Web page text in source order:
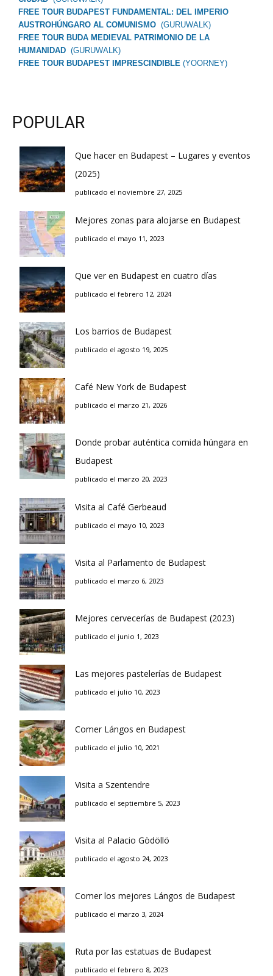
FREE TOUR BUDAPEST FUNDAMENTAL: DEL IMPERIO
AUSTROHÚNGARO AL COMUNISMO (GURUWALK)
FREE TOUR BUDA MEDIEVAL PATRIMONIO DE LA
HUMANIDAD (GURUWALK)
FREE TOUR BUDAPEST IMPRESCINDIBLE (YOORNEY)
POPULAR
Que hacer en Budapest – Lugares y eventos
(2025)
publicado el noviembre 27, 2025
Mejores zonas para alojarse en Budapest
publicado el mayo 11, 2023
Que ver en Budapest en cuatro días
publicado el febrero 12, 2024
Los barrios de Budapest
publicado el agosto 19, 2025
Café New York de Budapest
publicado el marzo 21, 2026
Donde probar auténtica comida húngara en
Budapest
publicado el marzo 20, 2023
Visita al Café Gerbeaud
publicado el mayo 10, 2023
Visita al Parlamento de Budapest
publicado el marzo 6, 2023
Mejores cervecerías de Budapest (2023)
publicado el junio 1, 2023
Las mejores pastelerías de Budapest
publicado el julio 10, 2023
Comer Lángos en Budapest
publicado el julio 10, 2021
Visita a Szentendre
publicado el septiembre 5, 2023
Visita al Palacio Gödöllö
publicado el agosto 24, 2023
Comer los mejores Lángos de Budapest
publicado el marzo 3, 2024
Ruta por las estatuas de Budapest
publicado el febrero 8, 2023